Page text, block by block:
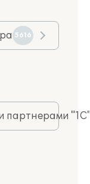
5616
партнерами